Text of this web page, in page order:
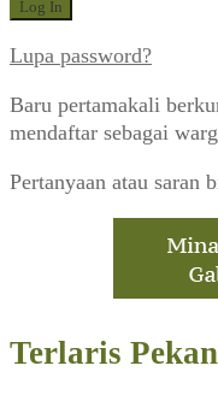
Lupa password?
Baru pertamakali
mendaftar sebagai
Pertanyaan atau saran
Terlaris